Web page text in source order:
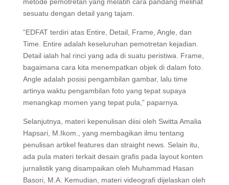
sesuatu dengan detail yang tajam.
“EDFAT terdiri atas Entire, Detail, Frame, Angle, dan
Time. Entire adalah keseluruhan pemotretan kejadian.
Detail ialah hal rinci yang ada di suatu peristiwa. Frame,
bagaimana cara kita menempatkan objek di dalam foto.
Angle adalah posisi pengambilan gambar, lalu time
artinya waktu pengambilan foto yang tepat supaya
menangkap momen yang tepat pula,” paparnya.
Selanjutnya, materi kepenulisan diisi oleh Switta Amalia
Hapsari, M.Ikom., yang membagikan ilmu tentang
penulisan artikel features dan straight news. Selain itu,
ada pula materi terkait desain grafis pada layout konten
jurnalistik yang disampaikan oleh Muhammad Hasan
Basori, M.A. Kemudian, materi videografi dijelaskan oleh